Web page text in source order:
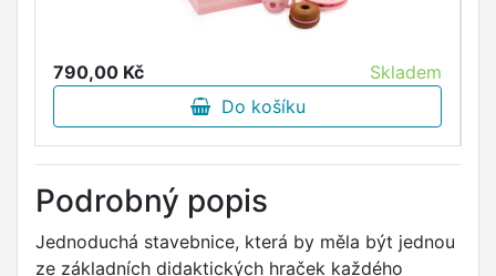
790,00 Kč
Skladem
Do košíku
Podrobný popis
Jednoduchá stavebnice, která by měla být jednou
ze základních didaktických hraček každého